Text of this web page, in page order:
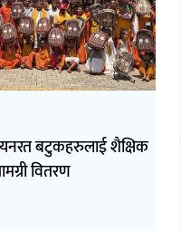
बटुकहरुलाई शैक्षिक
वितरण